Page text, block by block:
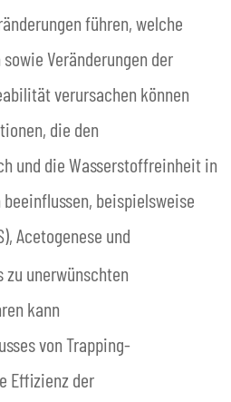
führen, welche
Veränderungen der
verursachen können
die den
und die Wasserstoffreinheit in
beispielsweise
Acetogenese und
zu unerwünschten
kann
von Trapping-
Effizienz der